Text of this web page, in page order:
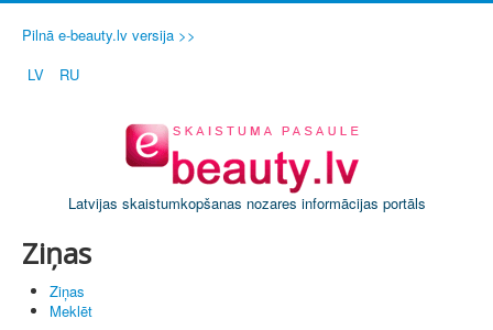
Pilnā e-beauty.lv versija >>
LV
RU
Latvijas skaistumkopšanas nozares informācijas portāls
Ziņas
Ziņas
Meklēt